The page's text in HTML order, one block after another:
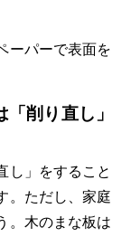
ーパーで表面を
削り直し」
し」をすること
。ただし、家庭
。木のまな板は